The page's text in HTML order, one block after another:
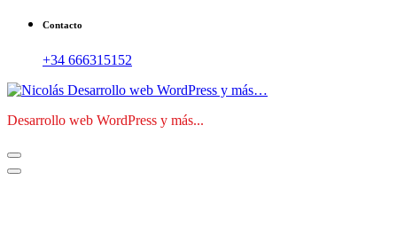
Contacto
+34 666315152
Desarrollo web WordPress y más...